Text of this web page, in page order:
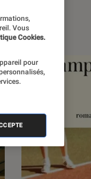
Vous
Cookies.
pour